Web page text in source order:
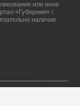
или иное
«Губерния» /
наличие